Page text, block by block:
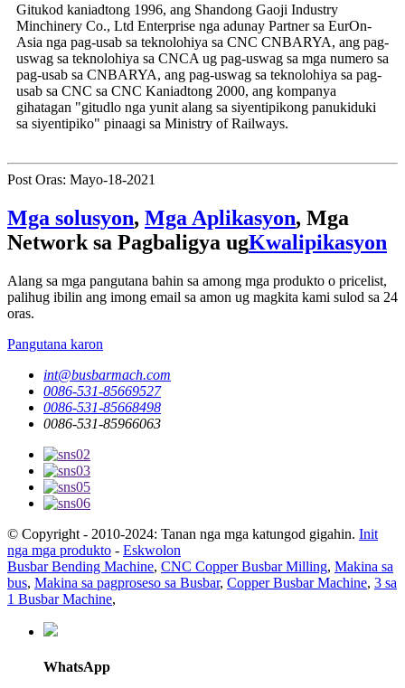
Gitukod kaniadtong 1996, ang Shandong Gaoji Industry
Minchinery Co., Ltd Enterprise nga adunay Partner sa EurOn-
Asia nga pag-usab sa teknolohiya sa CNC CNBARYA, ang pag-
uswag sa teknolohiya sa CNCA ug pag-uswag sa mga numero sa
pag-usab sa CNBARYA, ang pag-uswag sa teknolohiya sa pag-
usab sa CNC sa CNC Kaniadtong 2000, ang kompanya
gihatagan "gitudlo nga yunit alang sa siyentipikong panukiduki
sa siyentipiko" pinaagi sa Ministry of Railways.
Post Oras: Mayo-18-2021
Mga solusyon, Mga Aplikasyon, Mga
Network sa Pagbaligya ugKwalipikasyon
Alang sa mga pangutana bahin sa among mga produkto o pricelist,
palihug ibilin ang imong email sa amon ug magkita kami sulod sa 24
oras.
Pangutana karon
int@busbarmach.com
0086-531-85669527
0086-531-85668498
0086-531-85966063
© Copyright - 2010-2024: Tanan nga mga katungod gigahin. Init
nga mga produkto - Eskwolon
Busbar Bending Machine, CNC Copper Busbar Milling, Makina sa
bus, Makina sa pagproseso sa Busbar, Copper Busbar Machine, 3 sa
1 Busbar Machine,
WhatsApp